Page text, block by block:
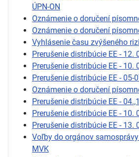
ÚPN-ON
Oznámenie o doručení
Oznámenie o doručení
Vyhlásenie času zvýšeného
Prerušenie distribúcie EE - 12.
Prerušenie distribúcie EE - 10.
Prerušenie distribúcie EE - 05-
Oznámenie o doručení
Prerušenie distribúcie EE -
Prerušenie distribúcie EE - 10.
Prerušenie distribúcie EE - 13.
Voľby do orgánov
MVK